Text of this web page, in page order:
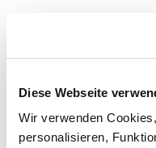
Diese Webseite
Wir verwenden
personalisieren,